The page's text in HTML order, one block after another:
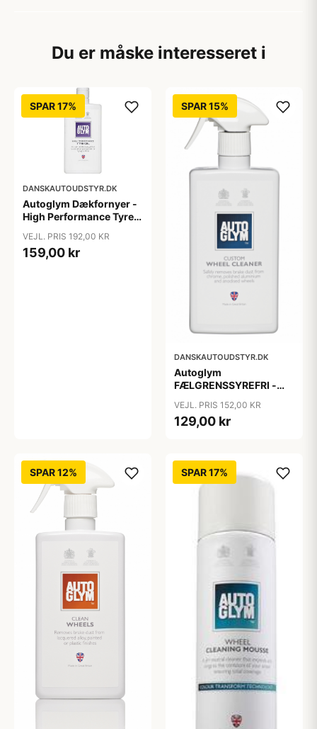
Du er måske interesseret i
SPAR 17%
DANSKAUTOUDSTYR.DK
Autoglym Dækfornyer -
High Performance Tyre
VEJL. PRIS 192,00 KR
159,00 kr
SPAR 15%
DANSKAUTOUDSTYR.DK
Autoglym
FÆLGRENSSYREFRI -
500 ml.
VEJL. PRIS 152,00 KR
129,00 kr
SPAR 12% SPAR 17%